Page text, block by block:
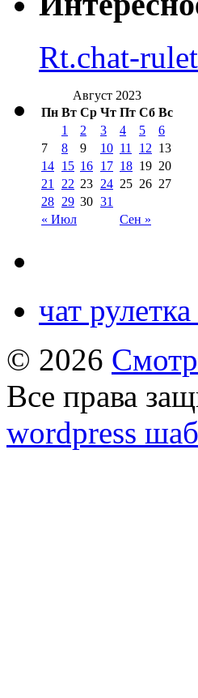
Rt.chat-
Август 2023
Пн Вт Ср Чт Пт Сб Вс
« Июл Сен »
1 2 3 4 5
6
7
8 9 10 11 12 13
14 15 16 17 18 19 20
21
22 23 24 25 26 27
28 29 30 31
чат
© 2026
Все права
wordpress